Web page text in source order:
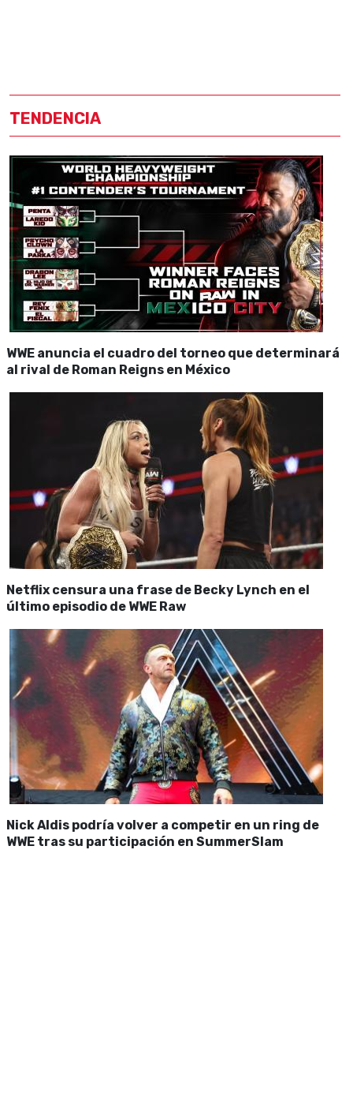
TENDENCIA
WWE anuncia el cuadro del torneo que determinará
al rival de Roman Reigns en México
Netflix censura una frase de Becky Lynch en el
último episodio de WWE Raw
Nick Aldis podría volver a competir en un ring de
WWE tras su participación en SummerSlam